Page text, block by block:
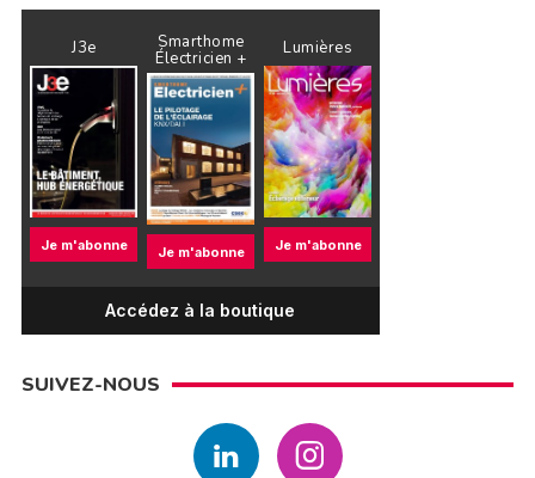
J3e
Je m'abonne
Smarthome
Électricien +
Je m'abonne
Lumières
Je m'abonne
Accédez à la boutique
SUIVEZ-NOUS